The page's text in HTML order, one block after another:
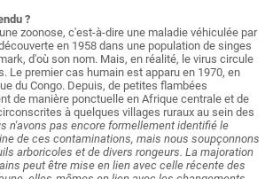
?
zoonose, c'est-à-dire une maladie véhiculée par
en 1958 dans une population de singes
d'où son nom. Mais, en réalité, le virus circule
Le premier cas humain est apparu en 1970, en
du Congo. Depuis, de petites flambées
de manière ponctuelle en Afrique centrale et de
à quelques villages ruraux au sein des
n'avons pas encore formellement identifié le
de ces contaminations, mais nous soupçonnons
arboricoles et de divers rongeurs. La majoration
peut être mise en lien avec celle récente des